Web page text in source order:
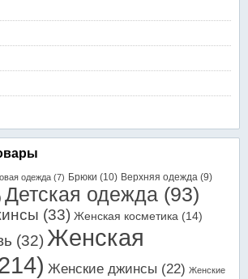
одежда (7) Брюки (10) Верхняя одежда (9)
Детская одежда (93)
(33) Женская косметика (14)
(32) Женская
Женские джинсы (22) Женские